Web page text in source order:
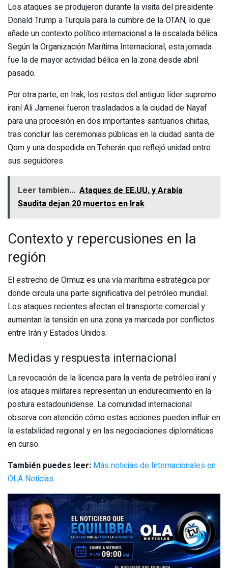
Los ataques se produjeron durante la visita del presidente
Donald Trump a Turquía para la cumbre de la OTAN, lo que
añade un contexto político internacional a la escalada bélica.
Según la Organización Marítima Internacional, esta jornada
fue la de mayor actividad bélica en la zona desde abril
pasado.
Por otra parte, en Irak, los restos del antiguo líder supremo
iraní Ali Jamenei fueron trasladados a la ciudad de Nayaf
para una procesión en dos importantes santuarios chiitas,
tras concluir las ceremonias públicas en la ciudad santa de
Qom y una despedida en Teherán que reflejó unidad entre
sus seguidores.
Leer tambien... Ataques de EE.UU. y Arabia
Saudita dejan 20 muertos en Irak
Contexto y repercusiones en la
región
El estrecho de Ormuz es una vía marítima estratégica por
donde circula una parte significativa del petróleo mundial.
Los ataques recientes afectan el transporte comercial y
aumentan la tensión en una zona ya marcada por conflictos
entre Irán y Estados Unidos.
Medidas y respuesta internacional
La revocación de la licencia para la venta de petróleo iraní y
los ataques militares representan un endurecimiento en la
postura estadounidense. La comunidad internacional
observa con atención cómo estas acciones pueden influir en
la estabilidad regional y en las negociaciones diplomáticas
en curso.
También puedes leer: Más noticias de Internacionales en
OLA Noticias.